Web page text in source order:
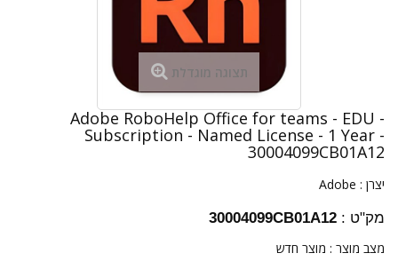
תצוגה מוגדלת
Adobe RoboHelp Office for teams - EDU -
Subscription - Named License - 1 Year -
30004099CB01A12
יצרן : Adobe
מק"ט : 30004099CB01A12
מצב מוצר : מוצר חדש